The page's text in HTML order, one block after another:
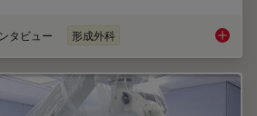
タビュー 形成外科